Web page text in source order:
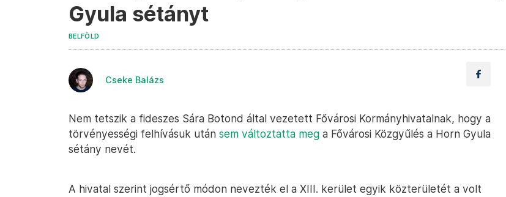
Gyula sétányt
BELFÖLD
Cseke Balázs
Nem tetszik a fideszes Sára Botond által vezetett Fővárosi Kormányhivatalnak, hogy a
törvényességi felhívásuk után sem változtatta meg a Fővárosi Közgyűlés a Horn Gyula
sétány nevét.
A hivatal szerint jogsértő módon nevezték el a XIII. kerület egyik közterületét a volt